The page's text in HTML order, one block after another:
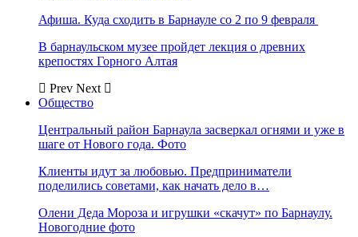
Афиша. Куда сходить в Барнауле со 2 по 9 февраля
В барнаульском музее пройдет лекция о древних
крепостях Горного Алтая
Prev Next
Общество
Центральный район Барнаула засверкал огнями и уже в
шаге от Нового года. Фото
Клиенты идут за любовью. Предприниматели
поделились советами, как начать дело в…
Олени Деда Мороза и игрушки «скачут» по Барнаулу.
Новогодние фото